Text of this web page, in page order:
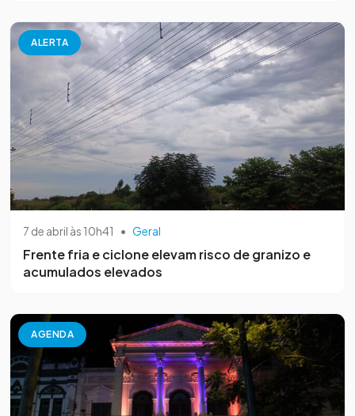
ALERTA
7 de abril às 10h41 • Geral
Frente fria e ciclone elevam risco de granizo e
acumulados elevados
AGENDA